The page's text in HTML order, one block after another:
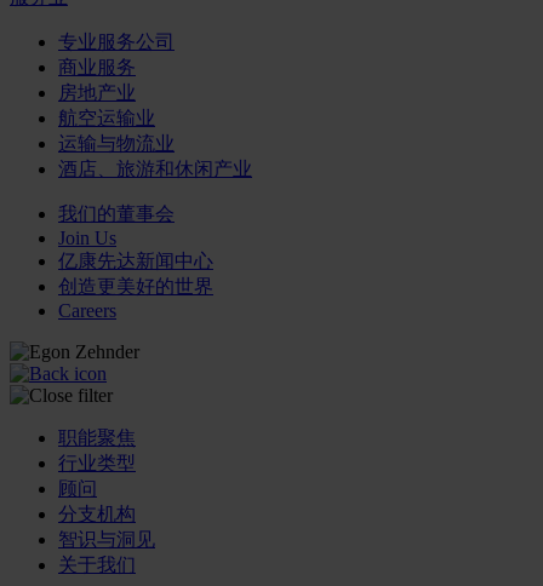
专业服务公司
商业服务
房地产业
航空运输业
运输与物流业
酒店、旅游和休闲产业
我们的董事会
Join Us
亿康先达新闻中心
创造更美好的世界
Careers
职能聚焦
行业类型
顾问
分支机构
智识与洞见
关于我们